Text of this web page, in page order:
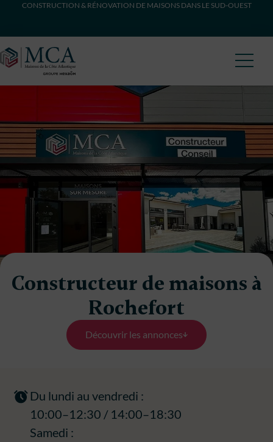
CONSTRUCTION & RÉNOVATION DE MAISONS DANS LE SUD-OUEST
Constructeur de maisons à
Rochefort
Découvrir les annonces
Du lundi au vendredi :
10:00–12:30 / 14:00–18:30
Samedi :